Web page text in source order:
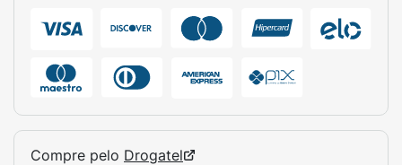
Compre pelo Drogatel